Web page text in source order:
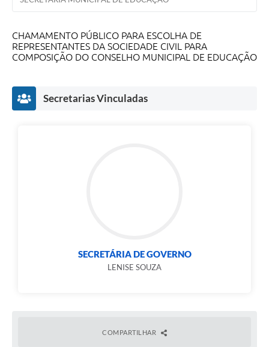
CHAMAMENTO PÚBLICO PARA ESCOLHA DE
REPRESENTANTES DA SOCIEDADE CIVIL PARA
COMPOSIÇÃO DO CONSELHO MUNICIPAL DE EDUCAÇÃO
Secretarias Vinculadas
SECRETÁRIA DE GOVERNO
LENISE SOUZA
COMPARTILHAR